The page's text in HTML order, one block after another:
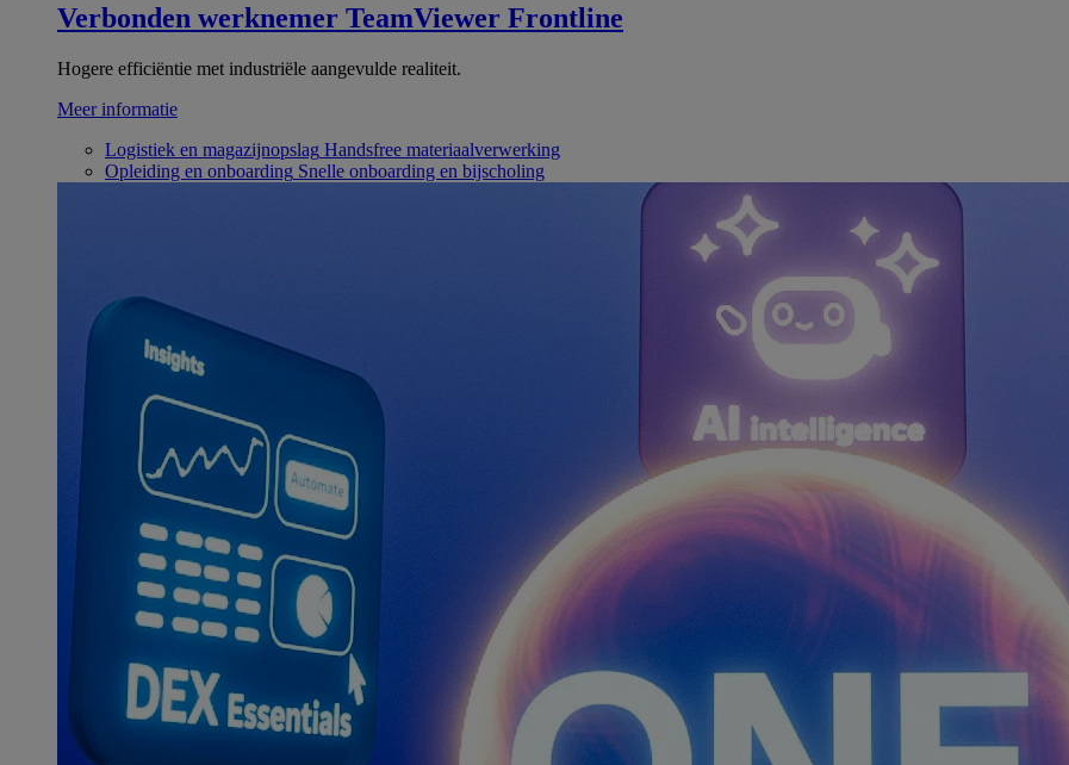
Verbonden werknemer TeamViewer Frontline
Hogere efficiëntie met industriële aangevulde realiteit.
Meer informatie
Logistiek en magazijnopslag Handsfree materiaalverwerking
Opleiding en onboarding Snelle onboarding en bijscholing